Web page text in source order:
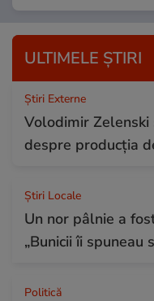
ULTIMELE ȘTIRI
Știri Externe
Volodimir
despre producția
Știri Locale
Un nor pâlnie a
„Bunicii îi spuneau
Politică